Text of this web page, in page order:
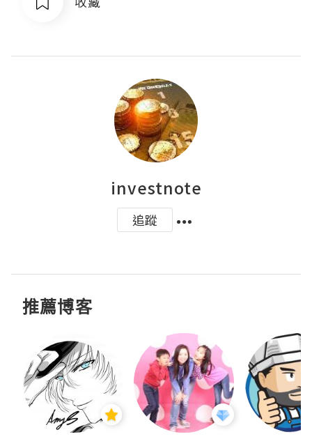
investnote
追蹤
推薦博客